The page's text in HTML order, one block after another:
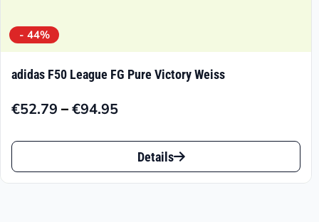
- 44%
adidas F50 League FG Pure Victory Weiss
€52.79 –€94.95
Preisspanne:
€52.79
€94.95
Dieses
Produkt
Details